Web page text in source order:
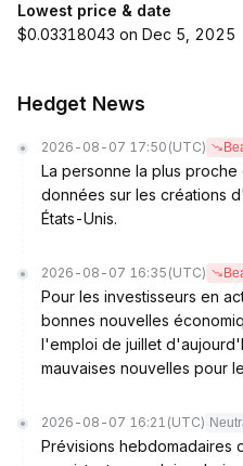
Lowest price & date
$0.03318043 on Dec 5, 2025
Hedget News
2026-08-07 17:50 (UTC)
La personne la plus proche
données sur les créations
États-Unis.
2026-08-07 16:35 (UTC)
Pour les investisseurs en
bonnes nouvelles
l'emploi de juillet
mauvaises nouvelles pour
2026-08-07 16:21 (UTC)
Prévisions hebdomadaires